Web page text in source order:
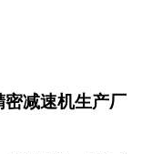
减速机生产厂